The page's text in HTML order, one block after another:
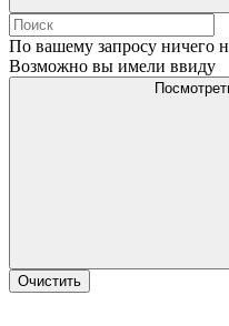
По вашему запросу ничего
Возможно вы имели ввиду
Очистить